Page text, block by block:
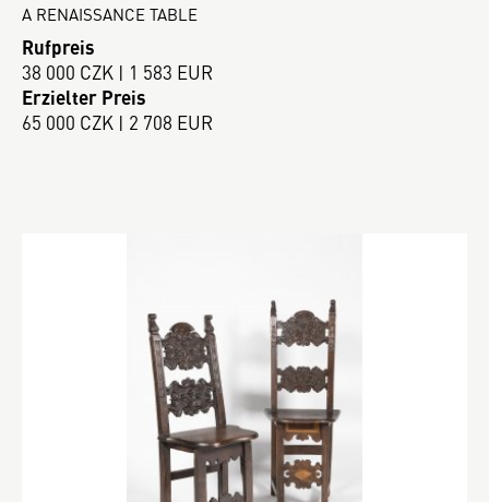
A RENAISSANCE TABLE
Rufpreis
38 000 CZK | 1 583 EUR
Erzielter Preis
65 000 CZK | 2 708 EUR